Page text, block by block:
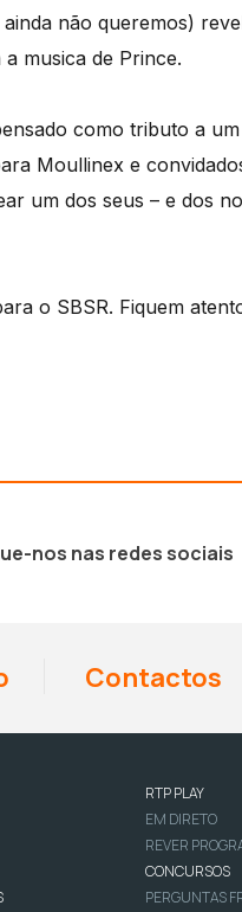
não queremos)
musica de Prince.
como tributo a
Moullinex e
um dos seus – e dos
o SBSR. Fiquem
nos nas redes sociais
Contactos
RTP PLAY
EM DIRETO
REVER
CONCURSOS
PERGUNTAS